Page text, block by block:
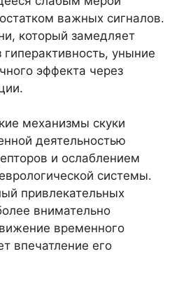
важных сигналов.
который замедляет
уныние
эффекта через
механизмы скуки
деятельностью
и ослаблением
системы.
привлекательных
внимательно
временного
впечатление его